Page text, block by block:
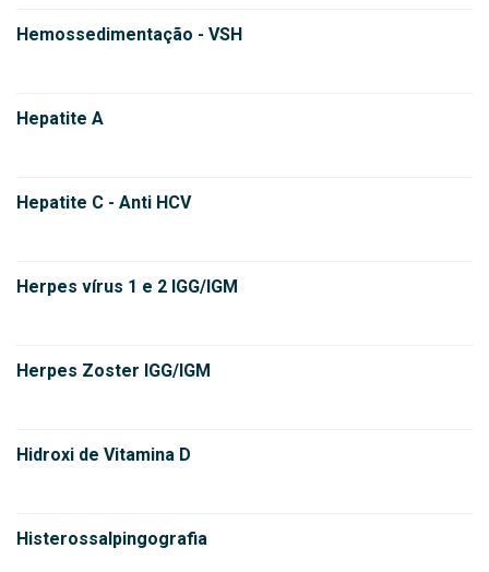
Hemossedimentação - VSH
Hepatite A
Hepatite C - Anti HCV
Herpes vírus 1 e 2 IGG/IGM
Herpes Zoster IGG/IGM
Hidroxi de Vitamina D
Histerossalpingografia